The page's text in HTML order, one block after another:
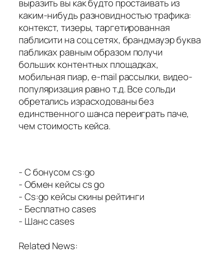
выразить вы как будто простаивать из
каким-нибудь разновидностью трафика:
контекст, тизеры, таргетированная
паблисити на соц сетях, брандмауэр буква
пабликах равным образом получи
больших контентных площадках,
мобильная пиар, e-mail рассылки, видео-
популяризация равно т.д. Все сольди
обретались израсходованы без
единственного шанса переиграть паче,
чем стоимость кейса.
- С бонусом cs:go
- Обмен кейсы cs go
- Cs:go кейсы скины рейтинги
- Бесплатно cases
- Шанс cases
Related News: